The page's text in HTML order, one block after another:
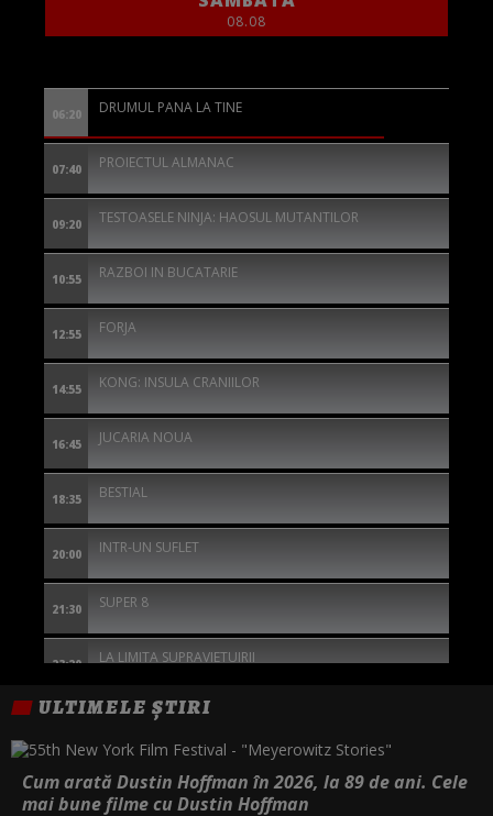
08.08
06:20 DRUMUL PANA LA TINE
07:40 PROIECTUL ALMANAC
09:20 TESTOASELE NINJA: HAOSUL MUTANTILOR
10:55 RAZBOI IN BUCATARIE
12:55 FORJA
14:55 KONG: INSULA CRANIILOR
16:45 JUCARIA NOUA
18:35 BESTIAL
20:00 INTR-UN SUFLET
21:30 SUPER 8
23:20 LA LIMITA SUPRAVIETUIRII
SINGURATICUL
ULTIMELE ȘTIRI
Cum arată Dustin Hoffman în 2026, la 89 de ani. Cele
mai bune filme cu Dustin Hoffman